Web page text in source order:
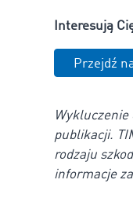
Interesują
Przejdź
publikacji.
rodzaju
informacje